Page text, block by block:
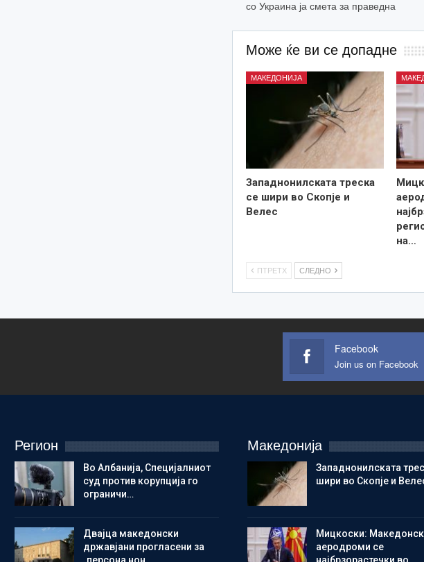
со Украина ја смета за праведна
Може ќе ви се допадне
МАКЕДОНИЈА
Западнонилската треска
се шири во Скопје и
Велес
на…
ПТРЕТХ СЛЕДНО
Facebook
Join us on Facebook
Регион
Во Албанија, Специјалниот
суд против корупција го
ограничи…
Двајца македонски
државјани прогласени за
„персона нон…
Македонија
Западнонилската
шири во Скопје и
Мицкоски:
аеродроми се
најбрзорастечки во…